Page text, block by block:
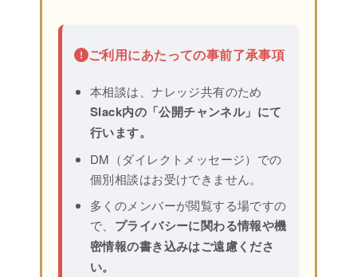
ご利用にあたっての事前了承事項
本相談は、ナレッジ共有のため
Slack内の「公開チャンネル」にて
行います。
DM（ダイレクトメッセージ）での
個別相談はお受けできません。
多くのメンバーが閲覧する場ですの
で、 プライバシーに関わる情報や機
密情報の書き込みはご遠慮くださ
い。